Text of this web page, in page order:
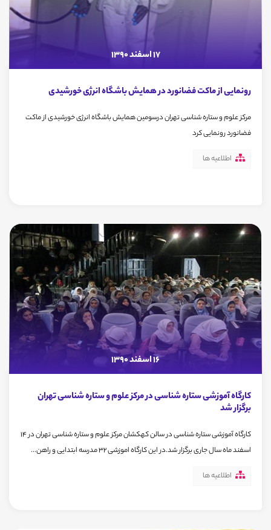
17 اسفند 1390
رونمایی از ماکت فضانورد در همایش باشگاه انرژی خورشیدی
مرکز علوم و ستاره شناسی تهران درسومین همایش باشگاه انرژی خورشیدی از ماکت
فضانورد رونمایی کرد
اطلاعیه ها
16 اسفند 1390
کارگاه آموزشی ستاره شناسی در مرکز علوم و ستاره شناسی تهران
برگزار شد
کارگاه آموزشی ستاره شناسی در سالن کهکشان مرکز علوم و ستاره شناسی تهران در 14
اسفند ماه سال جاری برگزار شد.در این کارگاه اموزشی 32 مدرسه ابتدایی و راهن...
اطلاعیه ها